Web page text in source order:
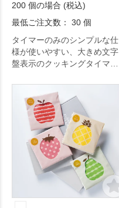
200 個の場合 (税込)
最低ご注文数： 30 個
タイマーのみのシンプルな仕
様が使いやすい、大きめ文字
盤表示のクッキングタイマー